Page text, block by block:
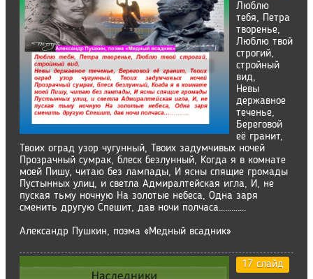
Люблю
тебя, Петра
творенье,
Люблю твой
строгий,
стройный
вид,
Невы
державное
теченье,
Береговой
её гранит,
Твоих оград узор чугунный, Твоих задумчивых ночей
Прозрачный сумрак, блеск безлунный, Когда я в комнате
моей Пишу, читаю без лампады, И ясны спящие громады
Пустынных улиц, и светла Адмиралтейская игла, И, не
пуская тьму ночную На золотые небеса, Одна заря
сменить другую Спешит, дав ночи полчаса………….
Александр Пушкин, поэма «Медный всадник»
17 слайд